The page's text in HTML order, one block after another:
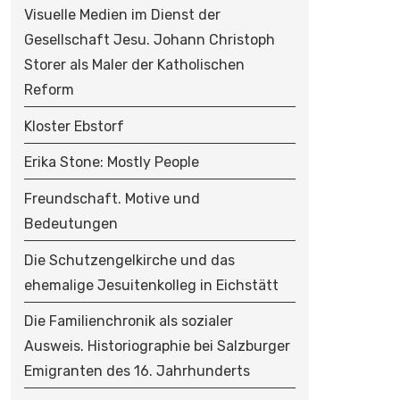
N
Visuelle Medien im Dienst der
Gesellschaft Jesu. Johann Christoph
Storer als Maler der Katholischen
Reform
Kloster Ebstorf
Erika Stone: Mostly People
Freundschaft. Motive und
Bedeutungen
Die Schutzengelkirche und das
ehemalige Jesuitenkolleg in Eichstätt
Die Familienchronik als sozialer
Ausweis. Historiographie bei Salzburger
Emigranten des 16. Jahrhunderts